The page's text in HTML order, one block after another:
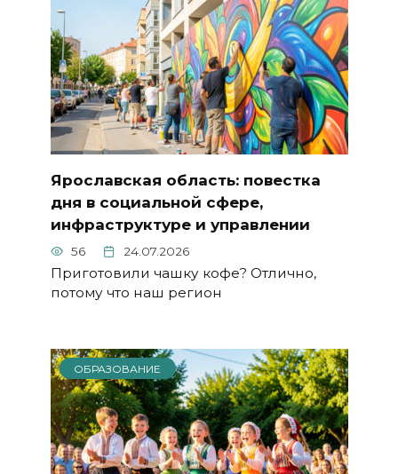
Ярославская область: повестка
дня в социальной сфере,
инфраструктуре и управлении
56 24.07.2026
Приготовили чашку кофе? Отлично,
потому что наш регион
ОБРАЗОВАНИЕ